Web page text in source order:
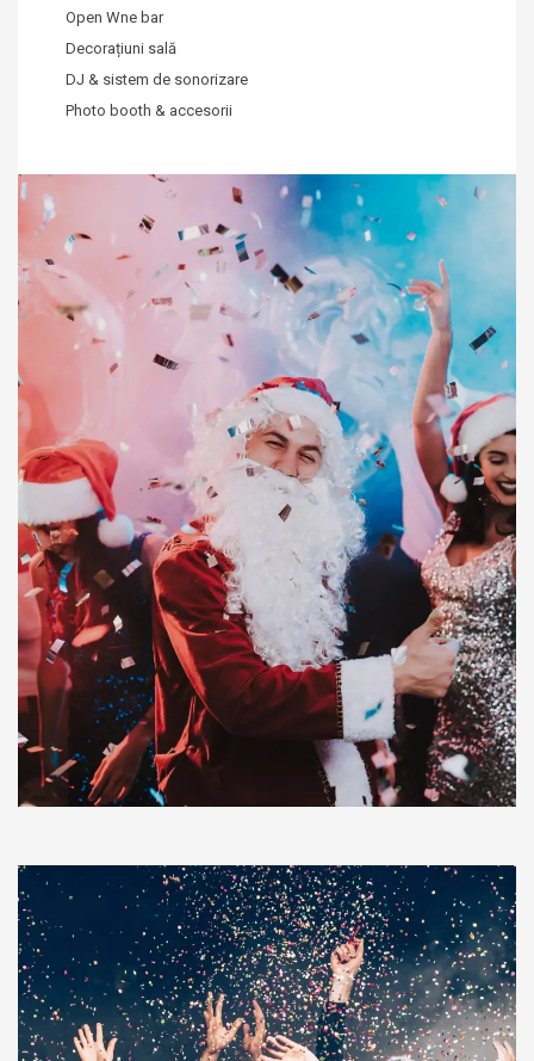
Open Wne bar
Decorațiuni sală
DJ & sistem de sonorizare
Photo booth & accesorii